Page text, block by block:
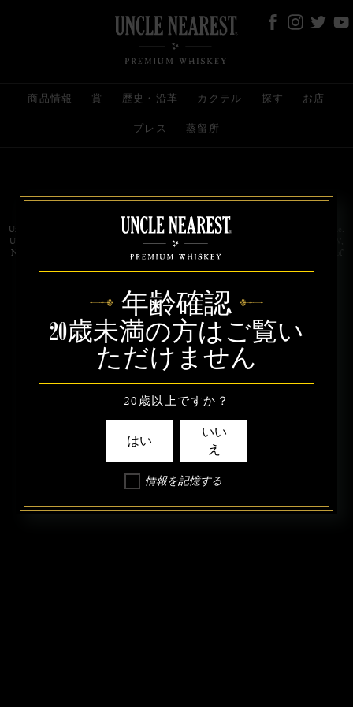
商品情報 賞 歴史・沿革 カクテル 探す お店
プレス 蒸留所
お問い合わせ 代理店 規約と条件
プライバシー
Uncle Nearest Premium Whiskey is wholly and independently owned by Uncle Nearest, Inc.
UNCLE NEAREST, THE BEST WHISKEY MAKER THE WORLD NEVER KNEW,
NATHAN GREEN, NEAREST GREEN, and DRINK HONORABLY are trademarks of
年齢確認
20歳未満の方はご覧い
ただけません
20歳以上ですか？
はい
いい
え
情報を記憶する